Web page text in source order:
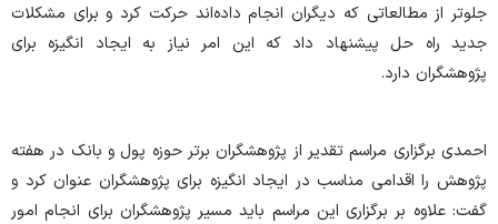
جلوتر از مطالعاتی که دیگران انجام داده‌اند حرکت کرد و برای مشکلات
جدید راه حل پیشنهاد داد که این امر نیاز به ایجاد انگیزه برای
پژوهشگران دارد.
احمدی برگزاری مراسم تقدیر از پژوهشگران برتر حوزه پول و بانک در هفته
پژوهش را اقدامی مناسب در ایجاد انگیزه برای پژوهشگران عنوان کرد و
گفت: علاوه بر برگزاری این مراسم باید مسیر پژوهشگران برای انجام امور